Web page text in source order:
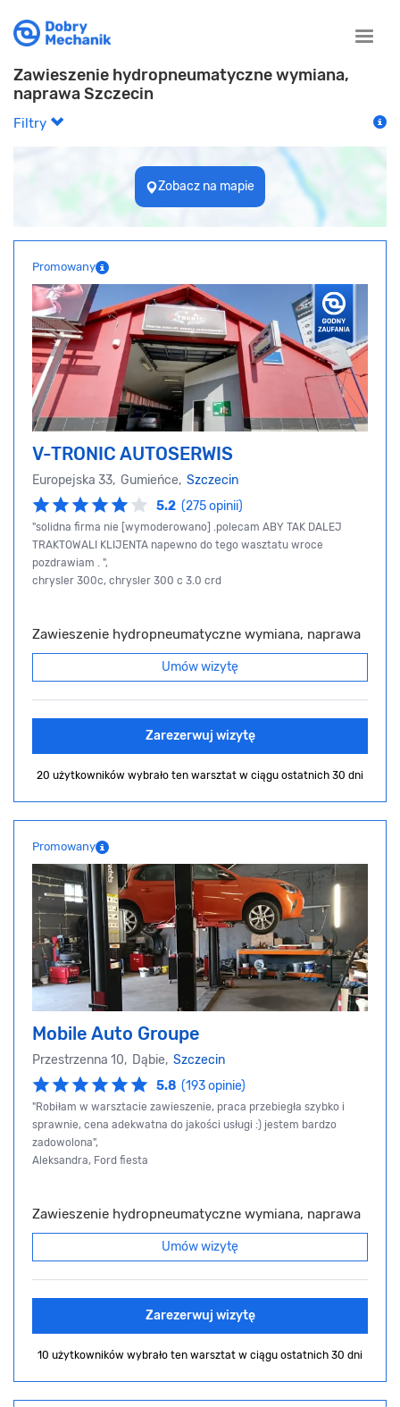
Toggle
Zawieszenie hydropneumatyczne wymiana,
naprawa Szczecin
Filtry
Zobacz na mapie
Promowany
V-TRONIC AUTOSERWIS
Europejska 33, Gumieńce, Szczecin
5.2 (275 opinii)
"solidna firma nie [wymoderowano] .polecam ABY TAK DALEJ
TRAKTOWALI KLIJENTA napewno do tego wasztatu wroce
pozdrawiam . ",
chrysler 300c, chrysler 300 c 3.0 crd
Zawieszenie hydropneumatyczne wymiana, naprawa
Umów wizytę
Zarezerwuj wizytę
20 użytkowników wybrało ten warsztat w ciągu ostatnich 30 dni
Promowany
Mobile Auto Groupe
Przestrzenna 10, Dąbie, Szczecin
5.8 (193 opinie)
"Robiłam w warsztacie zawieszenie, praca przebiegła szybko i
sprawnie, cena adekwatna do jakości usługi :) jestem bardzo
zadowolona",
Aleksandra, Ford fiesta
Zawieszenie hydropneumatyczne wymiana, naprawa
Umów wizytę
Zarezerwuj wizytę
10 użytkowników wybrało ten warsztat w ciągu ostatnich 30 dni